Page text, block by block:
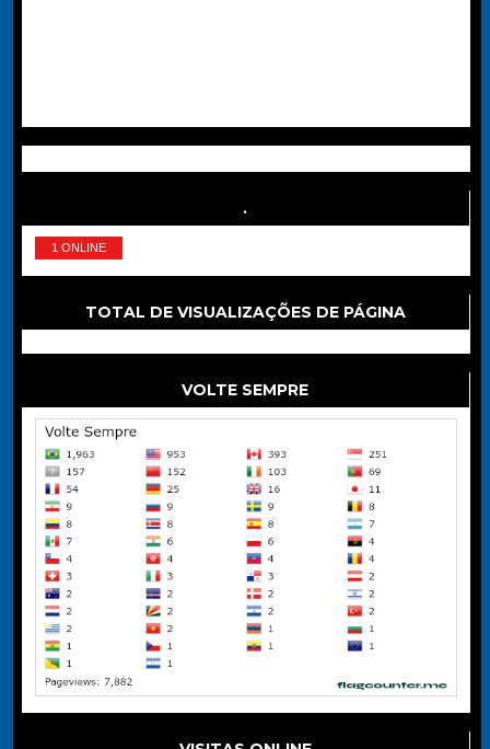
.
1 ONLINE
TOTAL DE VISUALIZAÇÕES DE PÁGINA
VOLTE SEMPRE